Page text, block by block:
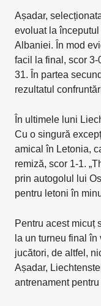
Așadar,
evoluat la
Albaniei. În mod
facil la final, scor 3-
31. În partea
rezultatul
În ultimele luni
Cu o singură
amical în Letonia,
remiză, scor 1-1.
prin autogolul lui
pentru letoni în
Pentru acest micuț
la un turneu final
jucători, de altfel,
Așadar,
antrenament